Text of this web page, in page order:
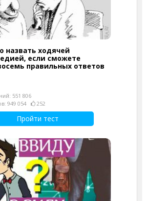
назвать ходячей
если сможете
правильных ответов
551 806
949 054
252
Пройти тест